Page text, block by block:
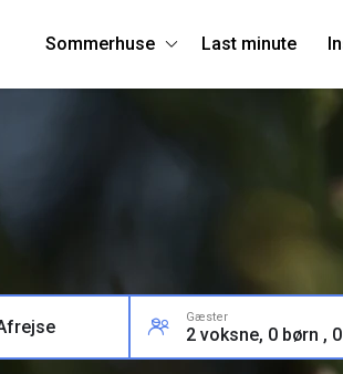
Sommerhuse Last minute
Gæster